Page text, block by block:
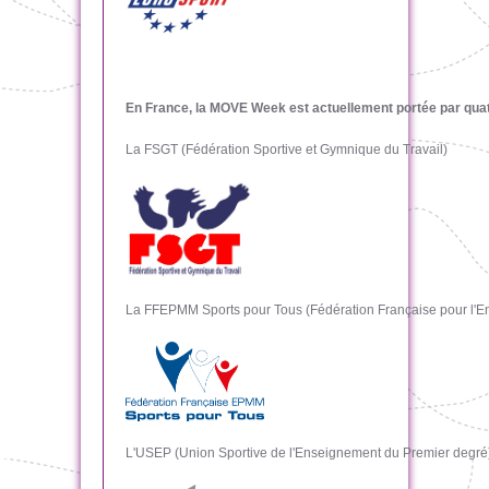
En France, la MOVE Week est actuellement portée par
La FSGT (Fédération Sportive et Gymnique du Travail)
La FFEPMM Sports pour Tous (Fédération Française pour
L'USEP (Union Sportive de l'Enseignement du Premier